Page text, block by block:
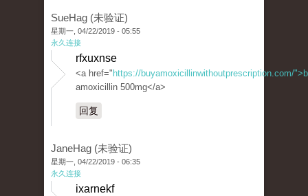
SueHag (未验证)
星期一, 04/22/2019 - 05:55
永久连接
rfxuxnse
<a href=" https://buyamoxicillinwithoutprescription.com/
amoxicillin 500mg</a>
回复
JaneHag (未验证)
星期一, 04/22/2019 - 06:35
永久连接
ixarnekf